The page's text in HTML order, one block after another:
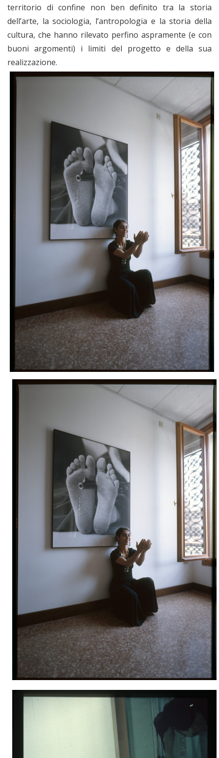
territorio di confine non ben definito tra la storia
dell’arte, la sociologia, l’antropologia e la storia della
cultura, che hanno rilevato perfino aspramente (e con
buoni argomenti) i limiti del progetto e della sua
realizzazione.